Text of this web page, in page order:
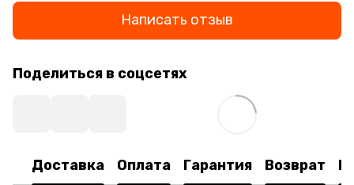
Написать отзыв
Поделиться в соцсетях
Доставка Оплата Гарантия Возврат